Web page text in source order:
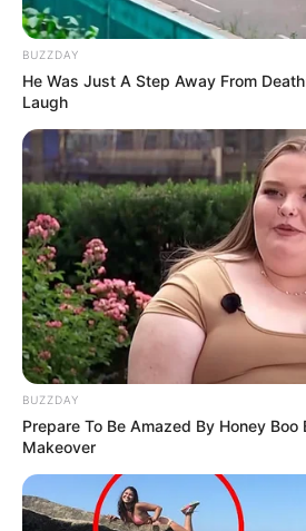
O valor do Reajuste pretendido era
salários mínimos, depois veio a ideia
orçamento garantido pelo relator da
passou de um grande engano, que
articulações em Brasília. Além de criar
que a Associação usou as suas redes
valor estava garantido, inclusive, fez
ACS/ACE para usar como ferramenta
osR$ 1.920 era o valor desejado pela
proposta da PEC 22, que seria
realmente foi adiada, mediante
deputado Marcelo Ramos.
BUZZDAY
He Was Just A Step Away From
Laugh
BUZZDAY
Prepare To Be Amazed By Honey Boo
Makeover